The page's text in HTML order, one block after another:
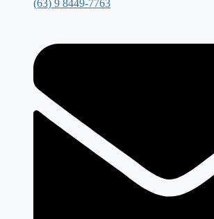
(63) 9 8449-7763